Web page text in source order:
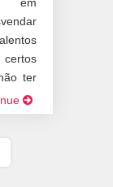
em
ter